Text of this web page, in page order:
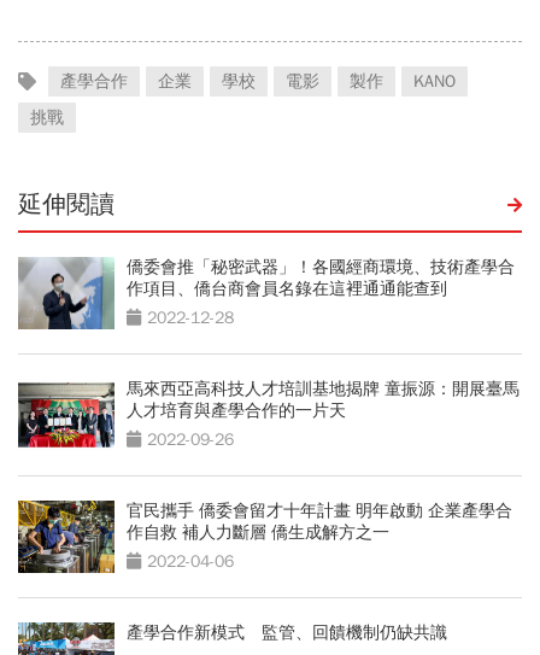
產學合作 企業 學校 電影 製作
KANO
挑戰
延伸閱讀
僑委會推「秘密武器」！各國經商環境、技術產學合
作項目、僑台商會員名錄在這裡通通能查到
2022-12-28
馬來西亞高科技人才培訓基地揭牌 童振源：開展臺馬
人才培育與產學合作的一片天
2022-09-26
官民攜手 僑委會留才十年計畫 明年啟動 企業產學合
作自救 補人力斷層 僑生成解方之一
2022-04-06
產學合作新模式 監管、回饋機制仍缺共識